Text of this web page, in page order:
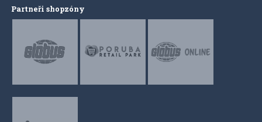
Partneři shopzóny